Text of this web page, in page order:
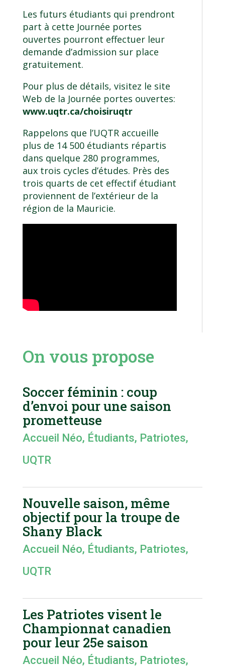
Les futurs étudiants qui prendront
part à cette Journée portes
ouvertes pourront effectuer leur
demande d’admission sur place
gratuitement.
Pour plus de détails, visitez le site
Web de la Journée portes ouvertes:
www.uqtr.ca/choisiruqtr
Rappelons que l’UQTR accueille
plus de 14 500 étudiants répartis
dans quelque 280 programmes,
aux trois cycles d’études. Près des
trois quarts de cet effectif étudiant
proviennent de l’extérieur de la
région de la Mauricie.
On vous propose
Soccer féminin : coup
d’envoi pour une saison
prometteuse
Accueil Néo, Étudiants, Patriotes,
UQTR
Nouvelle saison, même
objectif pour la troupe de
Shany Black
Accueil Néo, Étudiants, Patriotes,
UQTR
Les Patriotes visent le
Championnat canadien
pour leur 25e saison
Accueil Néo, Étudiants, Patriotes,